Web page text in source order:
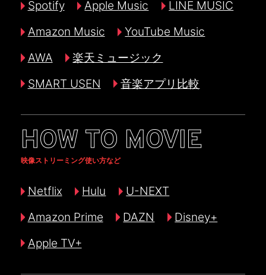
Spotify Apple Music
LINE MUSIC
Amazon Music
YouTube Music
AWA
楽天ミュージック
SMART USEN
音楽アプリ比較
HOW TO MOVIE
映像ストリーミング使い方など
Netflix Hulu
U-NEXT
Amazon Prime
DAZN
Disney+
Apple TV+